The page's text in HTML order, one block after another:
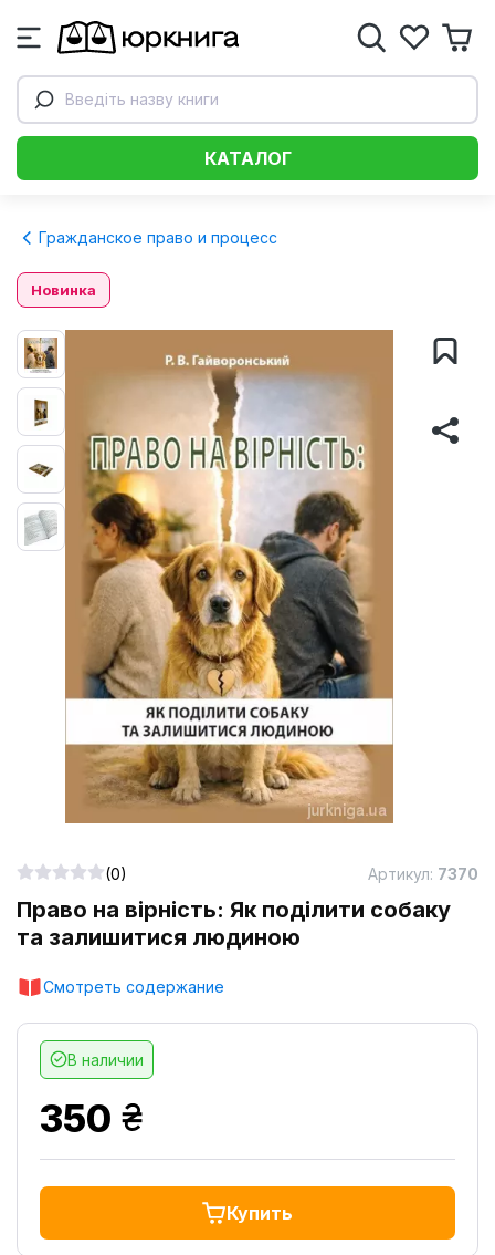
Введіть назву книги
КАТАЛОГ
Гражданское право и процесс
Новинка
Право на вірність: Як поділити собаку
та залишитися людиною
Смотреть содержание
(0) Артикул: 7370
В наличии
350 грн.
Купить